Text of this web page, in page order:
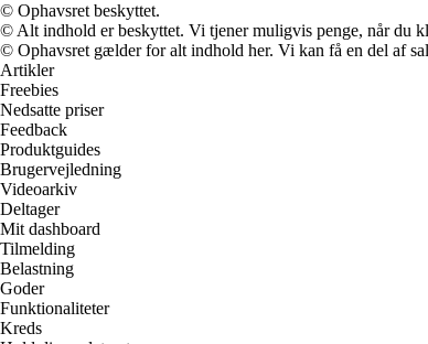
© Ophavsret beskyttet.
© Alt indhold er beskyttet. Vi tjener muligvis penge, når du
© Ophavsret gælder for alt indhold her. Vi kan få en del af
Artikler
Freebies
Nedsatte priser
Feedback
Produktguides
Brugervejledning
Videoarkiv
Deltager
Mit dashboard
Tilmelding
Belastning
Goder
Funktionaliteter
Kreds